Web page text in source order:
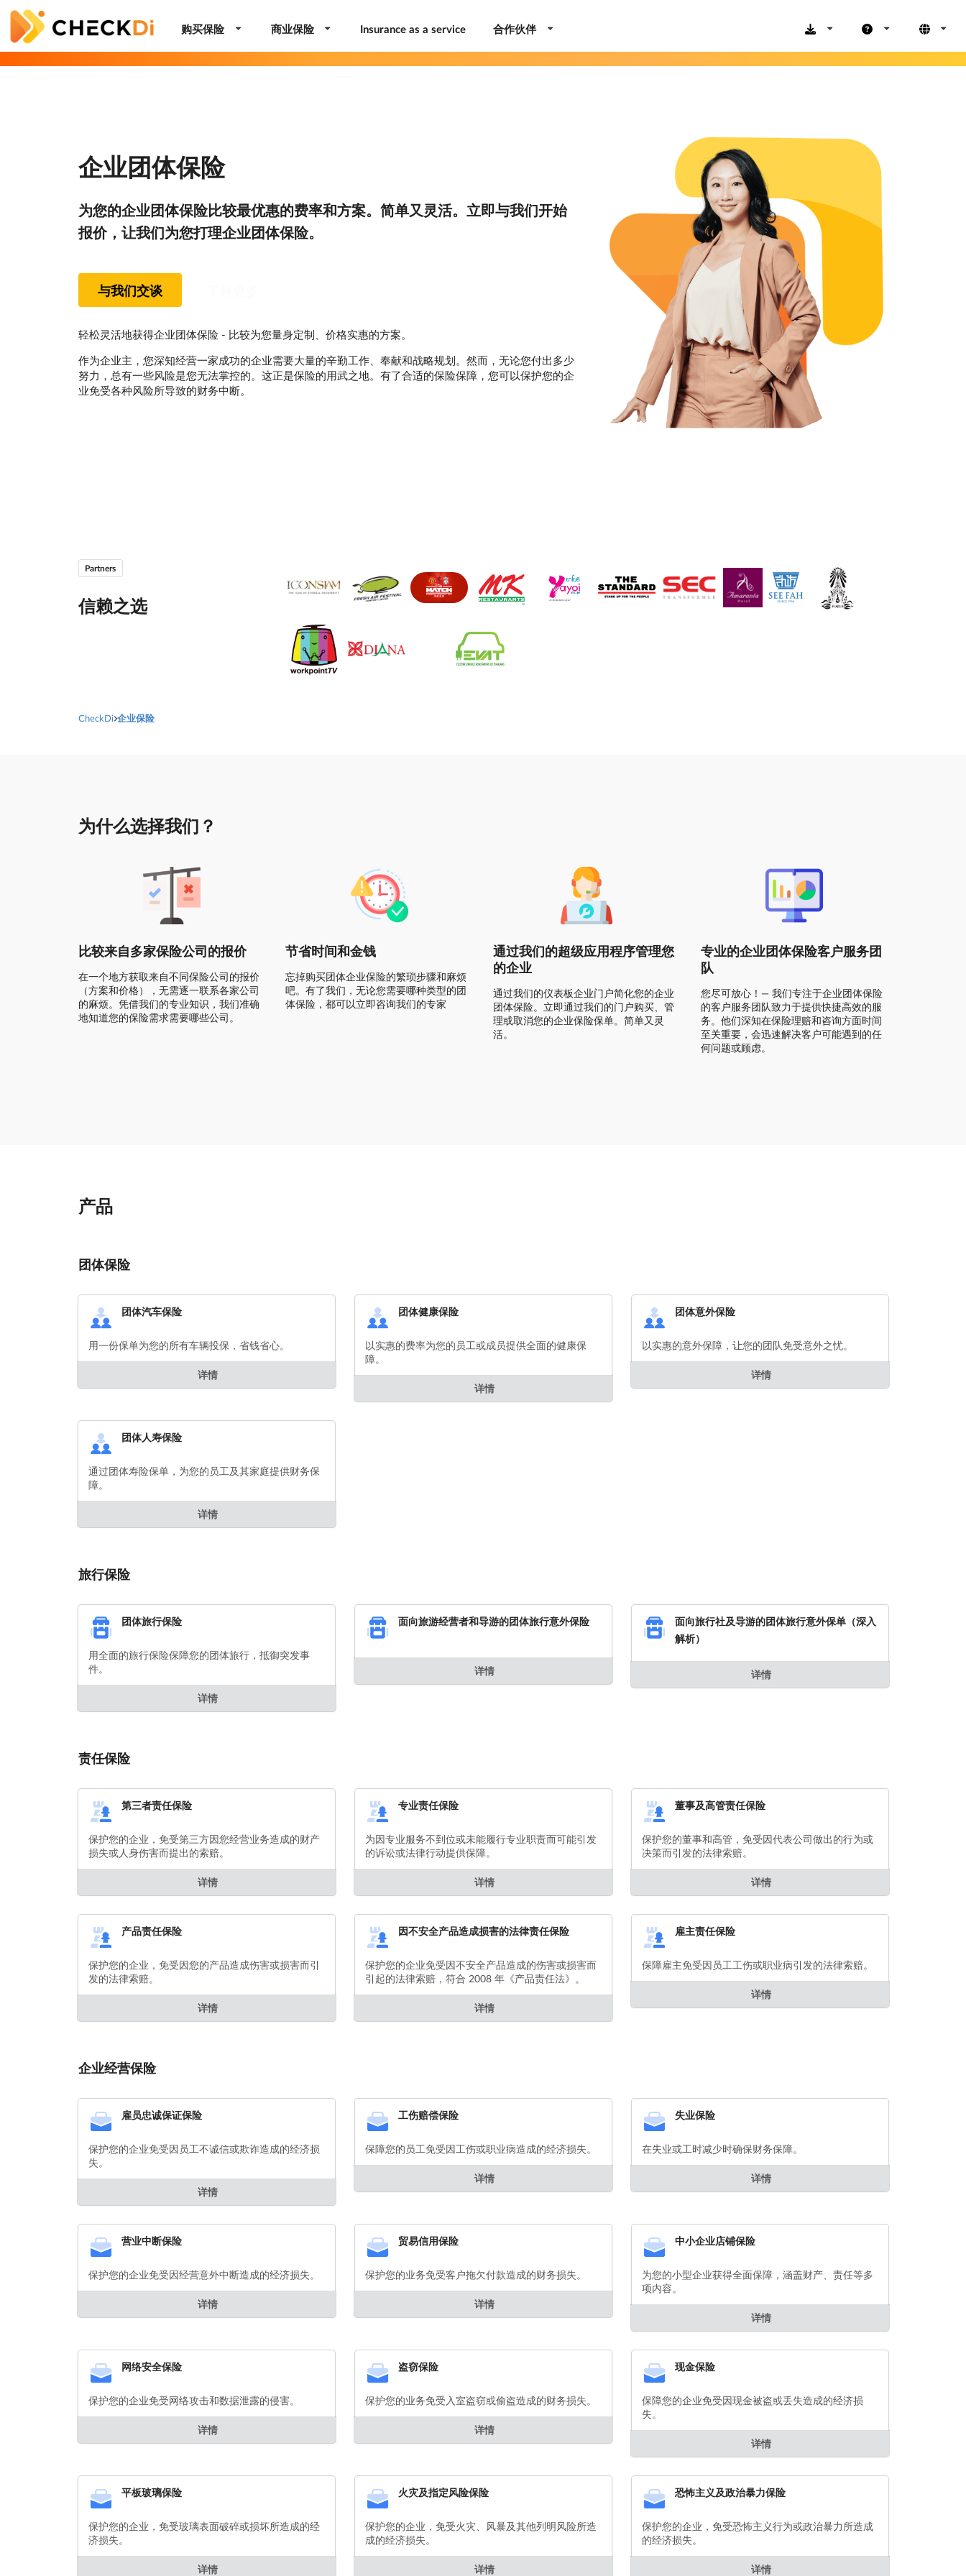
购买保险 商业保险 Insurance as a service 合作伙伴
企业团体保险
为您的企业团体保险比较最优惠的费率和方案。简单又灵活。立即与我们开始
报价，让我们为您打理企业团体保险。
与我们交谈
轻松灵活地获得企业团体保险 - 比较为您量身定制、价格实惠的方案。
作为企业主，您深知经营一家成功的企业需要大量的辛勤工作、奉献和战略规划。然而，无论您付出多少
努力，总有一些风险是您无法掌控的。这正是保险的用武之地。有了合适的保险保障，您可以保护您的企
业免受各种风险所导致的财务中断。
Partners
信赖之选
CheckDi 企业保险
为什么选择我们？
比较来自多家保险公司的报价
在一个地方获取来自不同保险公司的报价
（方案和价格），无需逐一联系各家公司
的麻烦。凭借我们的专业知识，我们准确
地知道您的保险需求需要哪些公司。
节省时间和金钱
忘掉购买团体企业保险的繁琐步骤和麻烦
吧。有了我们，无论您需要哪种类型的团
体保险，都可以立即咨询我们的专家
通过我们的超级应用程序管理您
的企业
通过我们的仪表板企业门户简化您的企业
团体保险。立即通过我们的门户购买、管
理或取消您的企业保险保单。简单又灵
活。
专业的企业团体保险客户服务团
队
您尽可放心！— 我们专注于企业团体保险
的客户服务团队致力于提供快捷高效的服
务。他们深知在保险理赔和咨询方面时间
至关重要，会迅速解决客户可能遇到的任
何问题或顾虑。
产品
团体保险
团体汽车保险
用一份保单为您的所有车辆投保，省钱省心。
详情
团体健康保险
以实惠的费率为您的员工或成员提供全面的健康保
障。
详情
团体意外保险
以实惠的意外保障，让您的团队免受意外之忧。
详情
团体人寿保险
通过团体寿险保单，为您的员工及其家庭提供财务保
障。
详情
旅行保险
团体旅行保险
用全面的旅行保险保障您的团体旅行，抵御突发事
件。
详情
面向旅游经营者和导游的团体旅行意外保险
详情
面向旅行社及导游的团体旅行意外保单（深入
解析）
详情
责任保险
第三者责任保险
保护您的企业，免受第三方因您经营业务造成的财产
损失或人身伤害而提出的索赔。
详情
专业责任保险
为因专业服务不到位或未能履行专业职责而可能引发
的诉讼或法律行动提供保障。
详情
董事及高管责任保险
保护您的董事和高管，免受因代表公司做出的行为或
决策而引发的法律索赔。
详情
产品责任保险
保护您的企业，免受因您的产品造成伤害或损害而引
发的法律索赔。
详情
因不安全产品造成损害的法律责任保险
保护您的企业免受因不安全产品造成的伤害或损害而
引起的法律索赔，符合 2008 年《产品责任法》。
详情
雇主责任保险
保障雇主免受因员工工伤或职业病引发的法律索赔。
详情
企业经营保险
雇员忠诚保证保险
保护您的企业免受因员工不诚信或欺诈造成的经济损
失。
详情
工伤赔偿保险
保障您的员工免受因工伤或职业病造成的经济损失。
详情
失业保险
在失业或工时减少时确保财务保障。
详情
营业中断保险
保护您的企业免受因经营意外中断造成的经济损失。
详情
贸易信用保险
保护您的业务免受客户拖欠付款造成的财务损失。
详情
中小企业店铺保险
为您的小型企业获得全面保障，涵盖财产、责任等多
项内容。
详情
网络安全保险
保护您的企业免受网络攻击和数据泄露的侵害。
详情
盗窃保险
保护您的业务免受入室盗窃或偷盗造成的财务损失。
详情
现金保险
保障您的企业免受因现金被盗或丢失造成的经济损
失。
详情
平板玻璃保险
保护您的企业，免受玻璃表面破碎或损坏所造成的经
济损失。
详情
火灾及指定风险保险
保护您的企业，免受火灾、风暴及其他列明风险所造
成的经济损失。
详情
恐怖主义及政治暴力保险
保护您的企业，免受恐怖主义行为或政治暴力所造成
的经济损失。
详情